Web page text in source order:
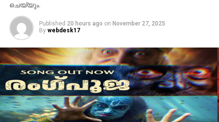
ചെയ്യും.
Published 20 hours ago on November 27, 2025
By webdesk17